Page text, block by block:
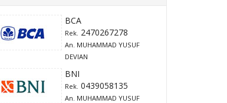
BCA
Rek. 2470267278
An. MUHAMMAD YUSUF
DEVIAN
BNI
Rek. 0439058135
An. MUHAMMAD YUSUF